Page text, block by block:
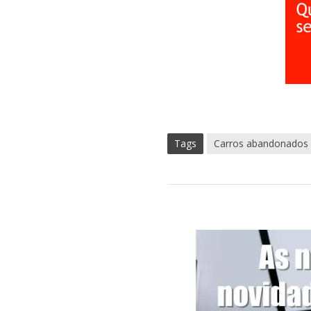
Tags Carros abandonados